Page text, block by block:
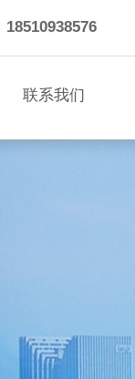
18510938576
联系我们